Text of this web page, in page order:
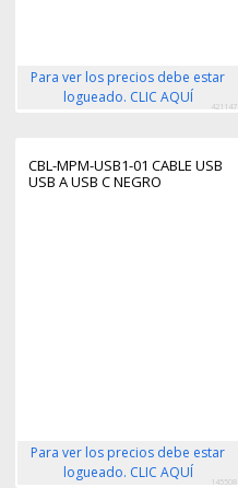
Para ver los precios debe estar
logueado. CLIC AQUÍ
421147
CBL-MPM-USB1-01 CABLE USB
USB A USB C NEGRO
Para ver los precios debe estar
logueado. CLIC AQUÍ
145508